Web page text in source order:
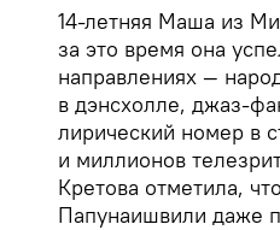
14-летняя Маша из
за это время она
направлениях —
в дэнсхолле, джаз-
лирический номер в
и миллионов
Кретова отметила,
Папунаишвили даже